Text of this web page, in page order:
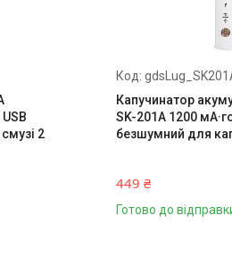
2
Капучинатор
SK-201A 1200
безшумний для
449 ₴
Готово до